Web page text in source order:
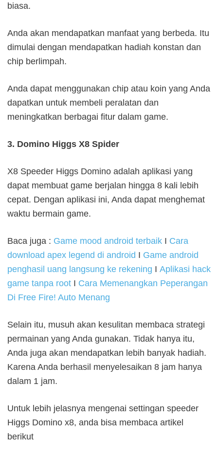
biasa.
Anda akan mendapatkan manfaat yang berbeda. Itu
dimulai dengan mendapatkan hadiah konstan dan
chip berlimpah.
Anda dapat menggunakan chip atau koin yang Anda
dapatkan untuk membeli peralatan dan
meningkatkan berbagai fitur dalam game.
3. Domino Higgs X8 Spider
X8 Speeder Higgs Domino adalah aplikasi yang
dapat membuat game berjalan hingga 8 kali lebih
cepat. Dengan aplikasi ini, Anda dapat menghemat
waktu bermain game.
Baca juga : Game mood android terbaik I Cara
download apex legend di android I Game android
penghasil uang langsung ke rekening I Aplikasi hack
game tanpa root I Cara Memenangkan Peperangan
Di Free Fire! Auto Menang
Selain itu, musuh akan kesulitan membaca strategi
permainan yang Anda gunakan. Tidak hanya itu,
Anda juga akan mendapatkan lebih banyak hadiah.
Karena Anda berhasil menyelesaikan 8 jam hanya
dalam 1 jam.
Untuk lebih jelasnya mengenai settingan speeder
Higgs Domino x8, anda bisa membaca artikel
berikut